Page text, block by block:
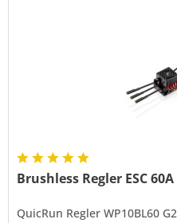
Brushless Regler ESC
QuicRun Regler WP10BL60